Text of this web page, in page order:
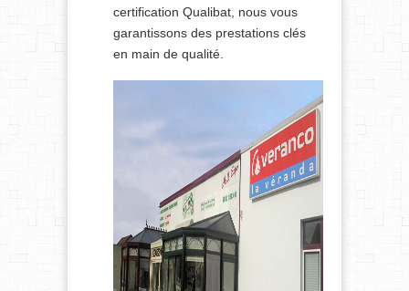
certification Qualibat, nous vous
garantissons des prestations clés
en main de qualité.